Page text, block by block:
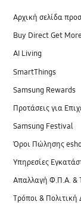
Αρχική σελίδα
Buy Direct Get
AI Living
SmartThings
Samsung Rewards
Προτάσεις για
Samsung Festival
Όροι Πώλησης
Υπηρεσίες
Απαλλαγή Φ.Π.Α. &
Τρόποι &